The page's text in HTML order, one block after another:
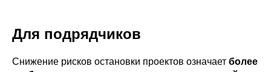
Для подрядчиков
Снижение рисков остановки проектов означает более